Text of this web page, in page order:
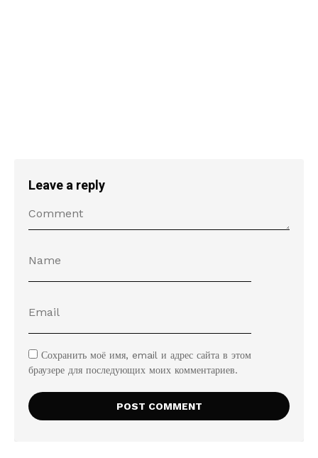
Leave a reply
Сохранить моё имя, email и адрес сайта в этом
браузере для последующих моих комментариев.